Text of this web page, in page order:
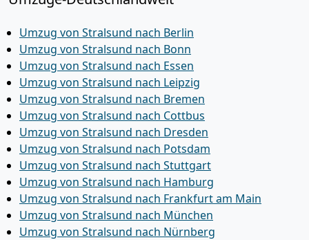
Umzug von Stralsund nach Berlin
Umzug von Stralsund nach Bonn
Umzug von Stralsund nach Essen
Umzug von Stralsund nach Leipzig
Umzug von Stralsund nach Bremen
Umzug von Stralsund nach Cottbus
Umzug von Stralsund nach Dresden
Umzug von Stralsund nach Potsdam
Umzug von Stralsund nach Stuttgart
Umzug von Stralsund nach Hamburg
Umzug von Stralsund nach Frankfurt am Main
Umzug von Stralsund nach München
Umzug von Stralsund nach Nürnberg